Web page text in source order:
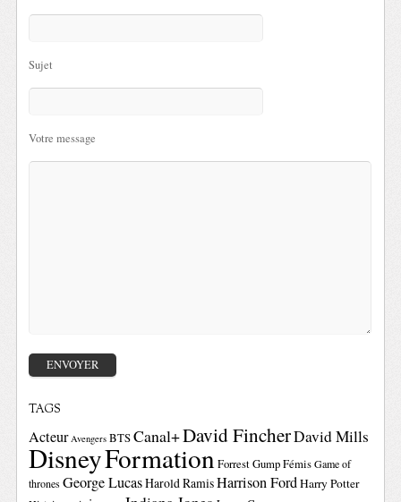
Sujet
Votre message
TAGS
Acteur Avengers BTSCanal+David FincherDavid Mills
DisneyFormationForrest GumpFémis Game of
thrones George LucasHarold RamisHarrison FordHarry Potter